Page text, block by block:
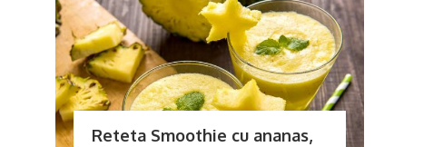
Reteta Smoothie cu ananas,